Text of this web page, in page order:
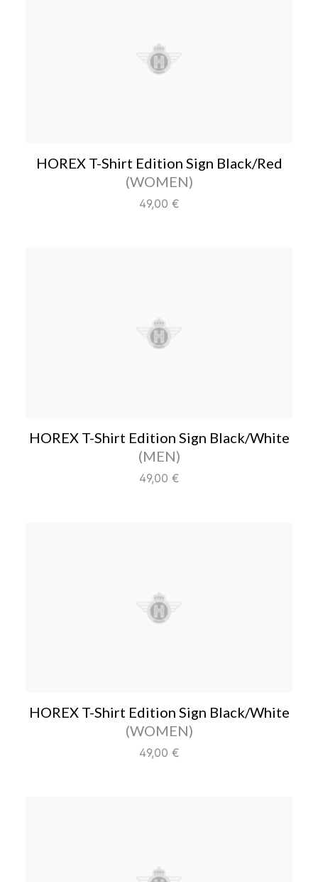
HOREX T-Shirt Edition
HOREX T-Shirt Edition Sign Black/Red
(WOMEN)Farbe/Editionen
Regulärer Preis:
49,00 €
HOREX T-Shirt Edition
HOREX T-Shirt Edition Sign Black/White
(MEN)Farbe/Editionen
Regulärer Preis:
49,00 €
HOREX T-Shirt Edition
HOREX T-Shirt Edition Sign Black/White
(WOMEN)Farbe/Editionen
Regulärer Preis:
49,00 €